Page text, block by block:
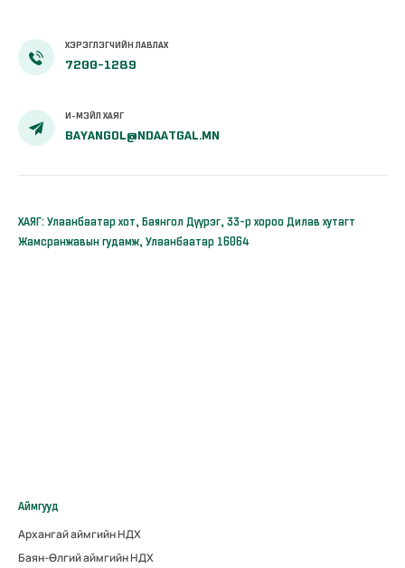
ХЭРЭГЛЭГЧИЙН ЛАВЛАХ
7200-1289
И-МЭЙЛ ХАЯГ
BAYANGOL@NDAATGAL.MN
ХАЯГ: Улаанбаатар хот, Баянгол Дүүрэг, 33-р хороо Дилав хутагт
Жамсранжавын гудамж, Улаанбаатар 16064
Аймгууд
Архангай аймгийн НДХ
Баян-Өлгий аймгийн НДХ